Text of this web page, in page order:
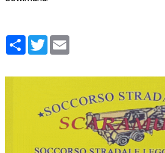
Condividi
Twitter